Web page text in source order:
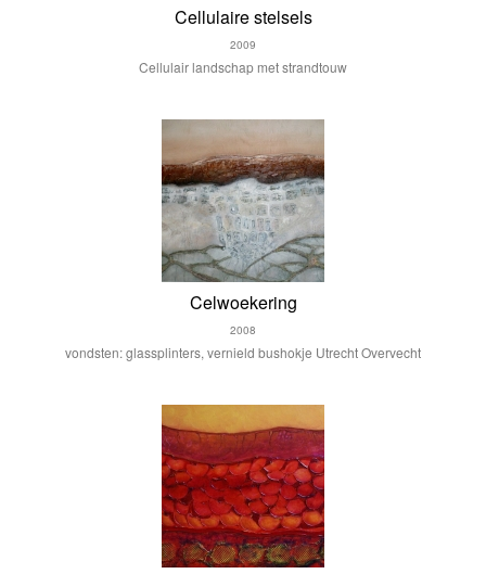
Cellulaire stelsels
2009
Cellulair landschap met strandtouw
Celwoekering
2008
vondsten: glassplinters, vernield bushokje Utrecht Overvecht